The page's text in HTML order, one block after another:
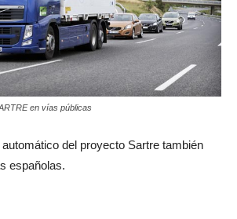
en vías públicas
del proyecto Sartre también
españolas.